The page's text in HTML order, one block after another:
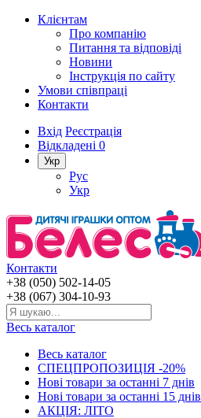
Клієнтам
Про компанію
Питання та відповіді
Новини
Інструкція по сайту
Умови співпраці
Контакти
Вхід Реєстрація
Відкладені 0
Укр
Рус
Укр
Контакти
+38 (050) 502-14-05
+38 (067) 304-10-93
Весь каталог
Весь каталог
СПЕЦПРОПОЗИЦІЯ -20%
Нові товари за останнi 7 днiв
Нові товари за останнi 15 днiв
АКЦІЯ: ЛІТО